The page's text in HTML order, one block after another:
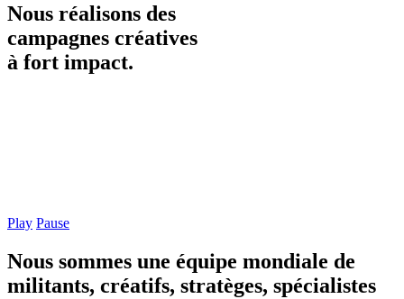
Nous réalisons des
campagnes créatives
à fort impact.
Play Pause
Nous sommes une équipe mondiale de
militants, créatifs, stratèges, spécialistes